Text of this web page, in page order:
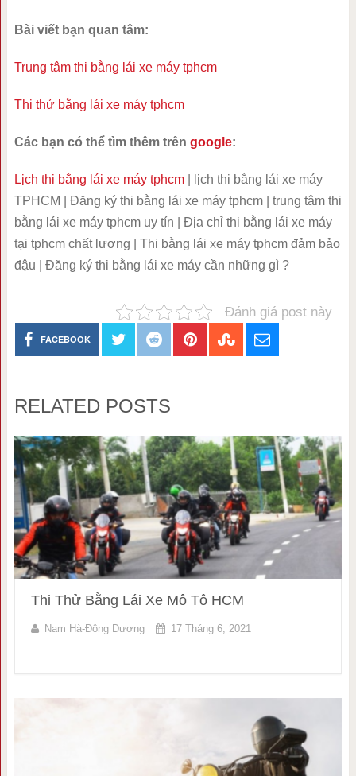
Bài viết bạn quan tâm:
Trung tâm thi bằng lái xe máy tphcm
Thi thử bằng lái xe máy tphcm
Các bạn có thể tìm thêm trên google:
Lịch thi bằng lái xe máy tphcm| lịch thi bằng lái xe máy
TPHCM | Đăng ký thi bằng lái xe máy tphcm | trung tâm thi
bằng lái xe máy tphcm uy tín | Địa chỉ thi bằng lái xe máy
tại tphcm chất lương | Thi bằng lái xe máy tphcm đảm bảo
đậu | Đăng ký thi bằng lái xe máy cần những gì ?
Đánh giá post này
FACEBOOK
RELATED POSTS
Thi Thử Bằng Lái Xe Mô Tô HCM
Nam Hà-Đông Dương 17 Tháng 6, 2021